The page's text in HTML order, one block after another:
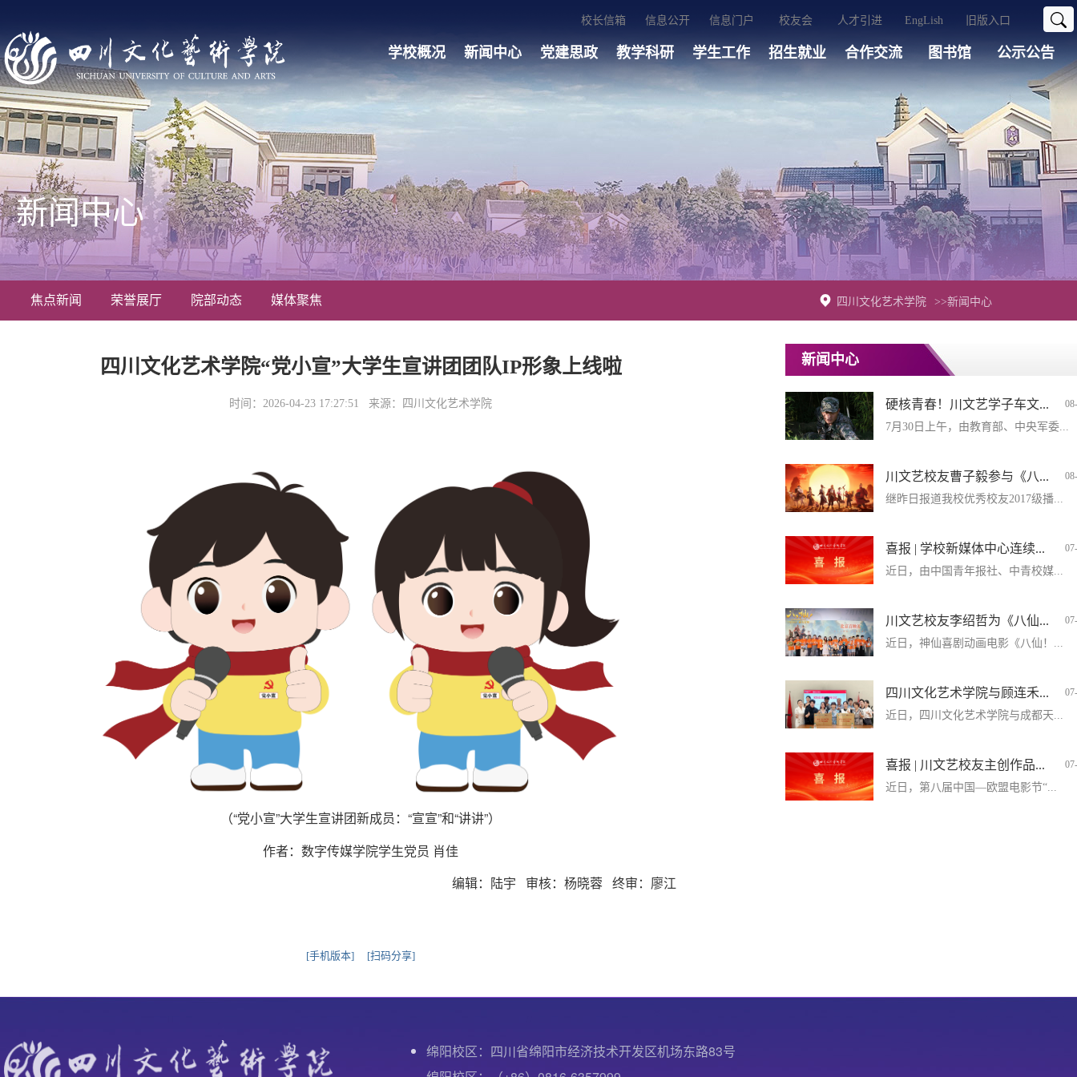
焦点新闻 荣誉展厅 院部动态 媒体聚焦
新闻中心
四川文化艺术学院 >>新闻中心
四川文化艺术学院“党小宣”大学生宣讲团团队IP形象上线啦
时间：2026-04-23 17:27:51 来源：四川文化艺术学院
（“党小宣”大学生宣讲团新成员：“宣宣”和“讲讲”）
作者：数字传媒学院学生党员 肖佳
编辑：陆宇 审核：杨晓蓉 终审：廖江
[手机版本] [扫码分享]
新闻中心
硬核青春！川文艺学子车文...
7月30日上午，由教育部、中央军委...
川文艺校友曹子毅参与《八...
继昨日报道我校优秀校友2017级播...
喜报 | 学校新媒体中心连续...
近日，由中国青年报社、中青校媒...
川文艺校友李绍哲为《八仙...
近日，神仙喜剧动画电影《八仙！...
四川文化艺术学院与顾连禾...
近日，四川文化艺术学院与成都天...
喜报 | 川文艺校友主创作品...
近日，第八届中国—欧盟电影节“...
绵阳校区：四川省绵阳市经济技术开发区机场东路83号
学校概况 新闻中心 党建思政 教学科研 学生工作 招生就业 合作交流 图书馆 公示公告
校长信箱 信息公开 信息门户 校友会 人才引进 EngLish 旧版入口